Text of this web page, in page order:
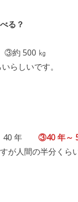
る？
500 ㎏
らしいです。
40 年 ③40 年～
が人間の半分くら